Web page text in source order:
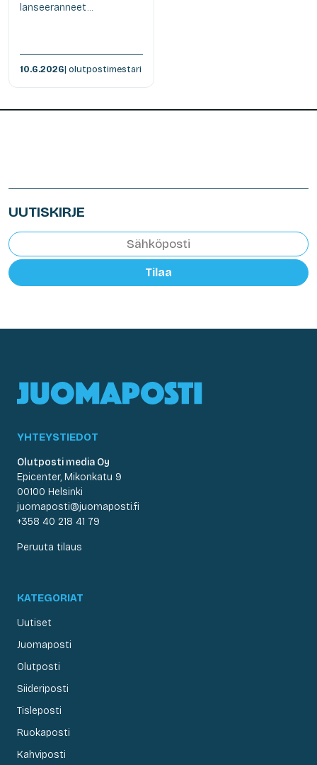
lanseeranneet...
10.6.2026| olutpostimestari
UUTISKIRJE
Tilaa
YHTEYSTIEDOT
Olutposti media Oy
Epicenter, Mikonkatu 9
00100 Helsinki
juomaposti@juomaposti.fi
+358 40 218 41 79
Peruuta tilaus
KATEGORIAT
Uutiset
Juomaposti
Olutposti
Siideriposti
Tisleposti
Ruokaposti
Kahviposti